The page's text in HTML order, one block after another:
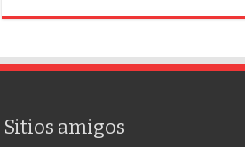
Sitios amigos